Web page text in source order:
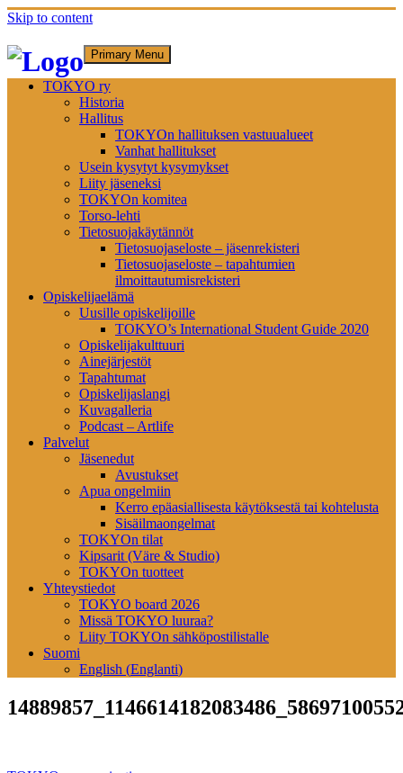
Skip to content
Primary Menu
TOKYO ry
Historia
Hallitus
TOKYOn hallituksen vastuualueet
Vanhat hallitukset
Usein kysytyt kysymykset
Liity jäseneksi
TOKYOn komitea
Torso-lehti
Tietosuojakäytännöt
Tietosuojaseloste – jäsenrekisteri
Tietosuojaseloste – tapahtumien
ilmoittautumisrekisteri
Opiskelijaelämä
Uusille opiskelijoille
TOKYO’s International Student Guide 2020
Opiskelijakulttuuri
Ainejärjestöt
Tapahtumat
Opiskelijaslangi
Kuvagalleria
Podcast – Artlife
Palvelut
Jäsenedut
Avustukset
Apua ongelmiin
Kerro epäasiallisesta käytöksestä tai kohtelusta
Sisäilmaongelmat
TOKYOn tilat
Kipsarit (Väre & Studio)
TOKYOn tuotteet
Yhteystiedot
TOKYO board 2026
Missä TOKYO luuraa?
Liity TOKYOn sähköpostilistalle
Suomi
English (Englanti)